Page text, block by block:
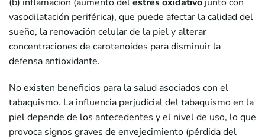
vasodilatación periférica), que puede afectar la calidad del
sueño, la renovación celular de la piel y alterar
concentraciones de carotenoides para disminuir la
defensa antioxidante.
No existen beneficios para la salud asociados con el
tabaquismo. La influencia perjudicial del tabaquismo en la
piel depende de los antecedentes y el nivel de uso, lo que
provoca signos graves de envejecimiento (pérdida del